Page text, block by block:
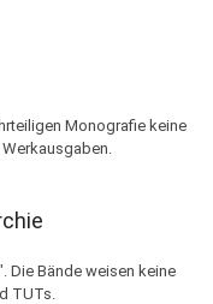
Monografie keine
Die Bände weisen keine
TUTs.